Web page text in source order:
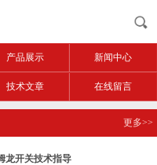
产品展示 新闻中心
技术文章 在线留言
更多>>
龙开关技术指导